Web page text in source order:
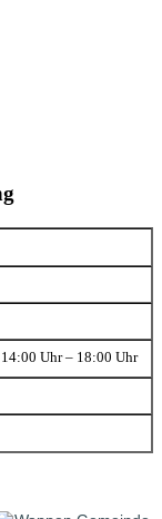
14:00 Uhr – 18:00 Uhr